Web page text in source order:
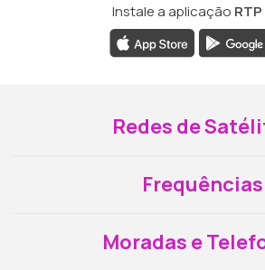
Instale a aplicação
Redes de
Frequências
Moradas e